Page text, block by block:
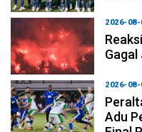
2026-08-
2026-08-
Adu